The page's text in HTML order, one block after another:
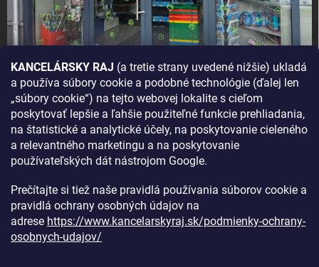
KANCELÁRSKY RAJ (a tretie strany uvedené nižšie) ukladá
a používa súbory cookie a podobné technológie (ďalej len
„súbory cookie“) na tejto webovej lokalite s cieľom
poskytovať lepšie a ľahšie použiteľné funkcie prehliadania,
na štatistické a analytické účely, na poskytovanie cieleného
a relevantného marketingu a na poskytovanie
používateľských dát nástrojom Google.
Prečítajte si tiež naše pravidlá používania súborov cookie a
pravidlá ochrany osobných údajov na
adrese https://www.kancelarskyraj.sk/podmienky-ochrany-
osobnych-udajov/
AKO SA K NÁM DOSTANETE?